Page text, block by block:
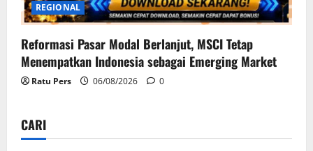
REGIONAL
Reformasi Pasar Modal Berlanjut, MSCI Tetap
Menempatkan Indonesia sebagai Emerging Market
Ratu Pers 06/08/2026 0
CARI